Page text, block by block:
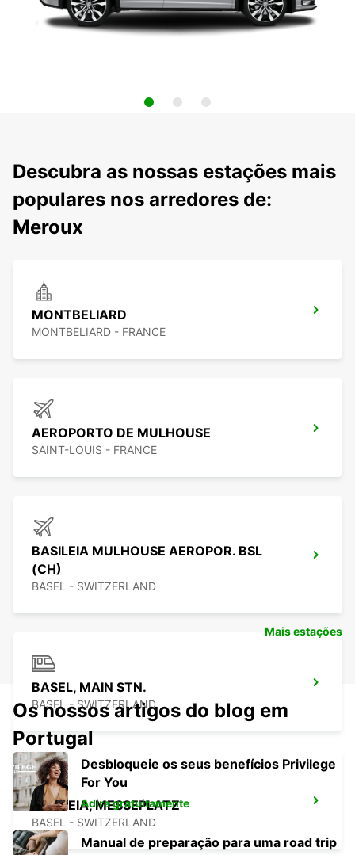
Descubra as nossas estações mais
populares nos arredores de:
Meroux
MONTBELIARD
MONTBELIARD - FRANCE
AEROPORTO DE MULHOUSE
SAINT-LOUIS - FRANCE
BASILEIA MULHOUSE AEROPOR. BSL
(CH)
BASEL - SWITZERLAND
BASEL, MAIN STN.
BASEL - SWITZERLAND
BASILEIA, MESSEPLATZ
BASEL - SWITZERLAND
Mais estações
Os nossos artigos do blog em
Portugal
Desbloqueie os seus benefícios Privilege
For You
Adira gratuitamente
Manual de preparação para uma road trip